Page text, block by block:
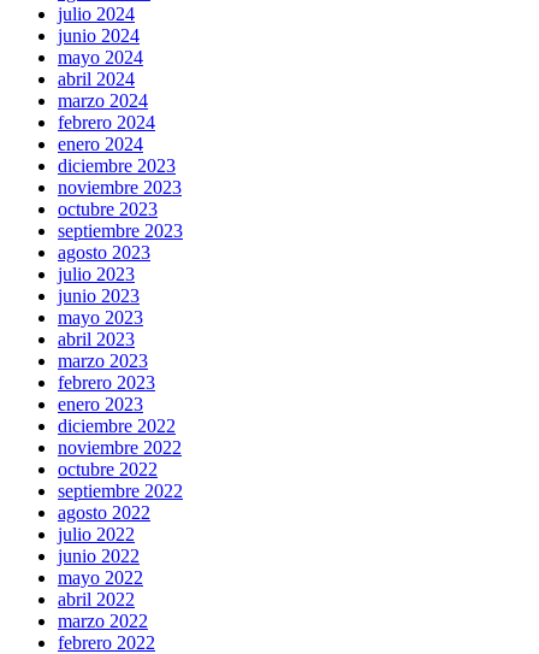
julio 2024
junio 2024
mayo 2024
abril 2024
marzo 2024
febrero 2024
enero 2024
diciembre 2023
noviembre 2023
octubre 2023
septiembre 2023
agosto 2023
julio 2023
junio 2023
mayo 2023
abril 2023
marzo 2023
febrero 2023
enero 2023
diciembre 2022
noviembre 2022
octubre 2022
septiembre 2022
agosto 2022
julio 2022
junio 2022
mayo 2022
abril 2022
marzo 2022
febrero 2022